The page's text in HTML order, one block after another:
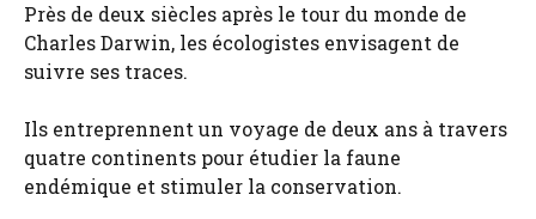
Près de deux siècles après le tour du monde de
Charles Darwin, les écologistes envisagent de
suivre ses traces.
Ils entreprennent un voyage de deux ans à travers
quatre continents pour étudier la faune
endémique et stimuler la conservation.